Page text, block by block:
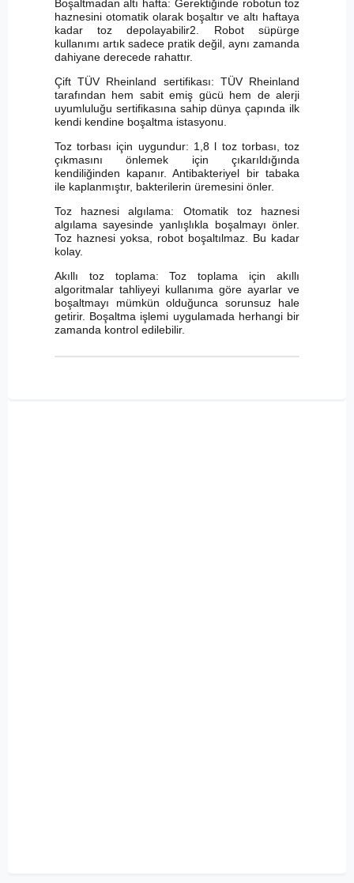
Boşaltmadan altı hafta: Gerektiğinde robotun toz
haznesini otomatik olarak boşaltır ve altı haftaya
kadar toz depolayabilir2. Robot süpürge
kullanımı artık sadece pratik değil, aynı zamanda
dahiyane derecede rahattır.
Çift TÜV Rheinland sertifikası: TÜV Rheinland
tarafından hem sabit emiş gücü hem de alerji
uyumluluğu sertifikasına sahip dünya çapında ilk
kendi kendine boşaltma istasyonu.
Toz torbası için uygundur: 1,8 l toz torbası, toz
çıkmasını önlemek için çıkarıldığında
kendiliğinden kapanır. Antibakteriyel bir tabaka
ile kaplanmıştır, bakterilerin üremesini önler.
Toz haznesi algılama: Otomatik toz haznesi
algılama sayesinde yanlışlıkla boşalmayı önler.
Toz haznesi yoksa, robot boşaltılmaz. Bu kadar
kolay.
Akıllı toz toplama: Toz toplama için akıllı
algoritmalar tahliyeyi kullanıma göre ayarlar ve
boşaltmayı mümkün olduğunca sorunsuz hale
getirir. Boşaltma işlemi uygulamada herhangi bir
zamanda kontrol edilebilir.